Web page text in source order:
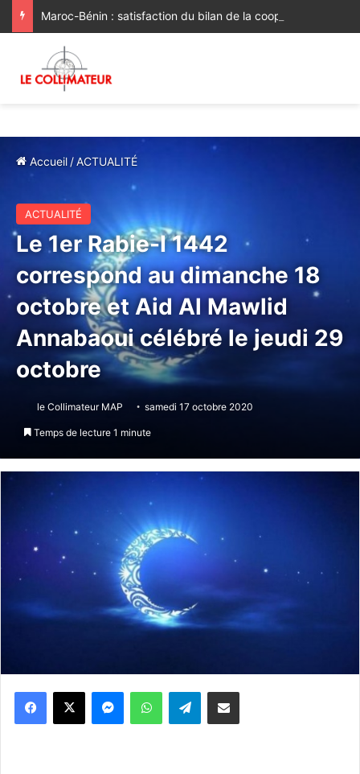
Accueil /ACTUALITÉ
ACTUALITÉ
Le 1er Rabie-I 1442
correspond au dimanche 18
octobre et Aid Al Mawlid
Annabaoui célébré le jeudi 29
octobre
le Collimateur MAP samedi 17 octobre 2020
Temps de lecture 1 minute
WhatsApp Telegram